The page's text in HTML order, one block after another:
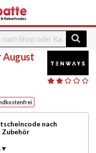
August
nach
Zubehör